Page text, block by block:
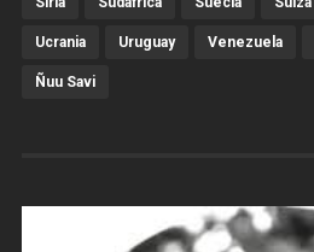
Ucrania Uruguay Venezuela
Ñuu Savi